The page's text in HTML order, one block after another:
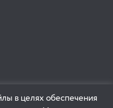
в целях обеспечения